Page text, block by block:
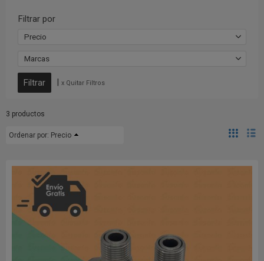
Filtrar por
Precio
Marcas
| x Quitar Filtros
3 productos
Ordenar por: Precio